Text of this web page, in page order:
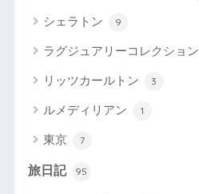
シェラトン 9
ラグジュアリーコレクション
リッツカールトン 3
ルメディリアン 1
東京 7
旅日記 95